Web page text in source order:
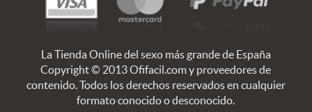
La Tienda Online del sexo más grande de España
Copyright © 2013 Ofifacil.com y proveedores de
contenido. Todos los derechos reservados en cualquier
formato conocido o desconocido.